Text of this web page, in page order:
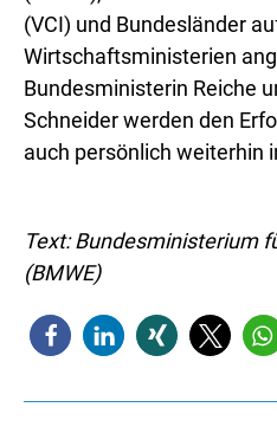
(VCI) und Bundesländer
Wirtschaftsministerien
Bundesministerin Reiche
Schneider werden den
auch persönlich weiterhin
Text: Bundesministerium
(BMWE)